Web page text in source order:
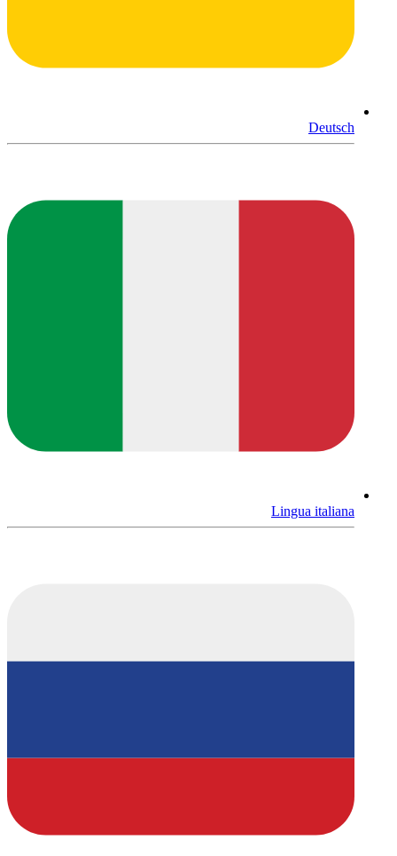
Deutsch
Lingua italiana